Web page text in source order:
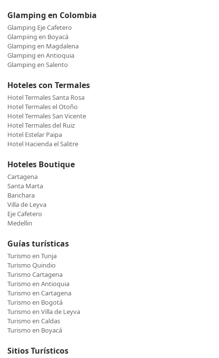
Glamping en Colombia
Glamping Eje Cafetero
Glampiing en Boyacá
Glamping en Magdalena
Glamping en Antioquia
Glamping en Salento
Hoteles con Termales
Hotel Termales Santa Rosa
Hotel Termales el Otoño
Hotel Termales San Vicente
Hotel Termales del Ruiz
Hotel Estelar Paipa
Hotel Hacienda el Salitre
Hoteles Boutique
Cartagena
Santa Marta
Barichara
Villa de Leyva
Eje Cafetero
Medellin
Guías turísticas
Turismo en Tunja
Turismo Quindio
Turismo Cartagena
Turismo en Antioquia
Turismo en Cartagena
Turismo en Bogotá
Turismo en Villa de Leyva
Turismo en Caldas
Turismo en Boyacá
Sitios Turísticos